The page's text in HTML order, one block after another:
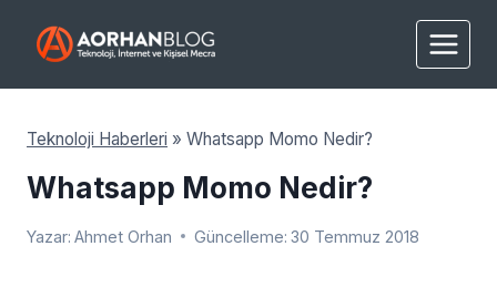
Teknoloji Haberleri » Whatsapp Momo Nedir?
Whatsapp Momo Nedir?
Yazar: Ahmet Orhan Güncelleme: 30 Temmuz 2018